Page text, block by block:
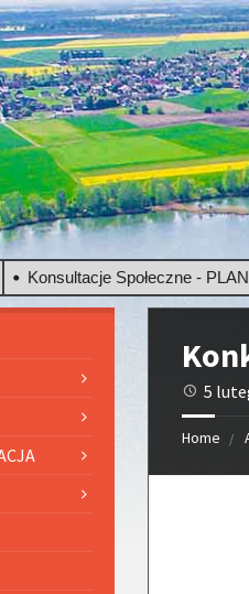
Społeczne - PLAN
5
Home